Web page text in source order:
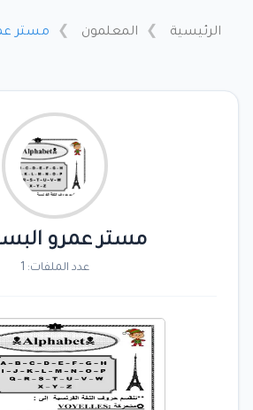
الرئيسية المعلمون مستر
مستر عمرو
عدد الملفات: 1